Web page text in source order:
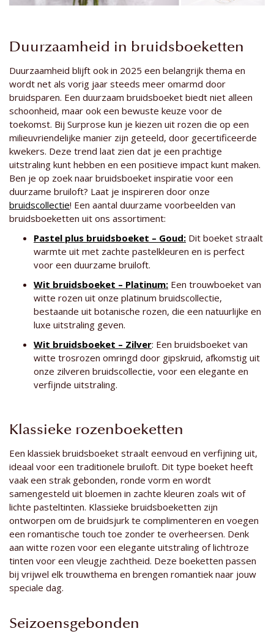
Duurzaamheid in bruidsboeketten
Duurzaamheid blijft ook in 2025 een belangrijk thema en
wordt net als vorig jaar steeds meer omarmd door
bruidsparen. Een duurzaam bruidsboeket biedt niet alleen
schoonheid, maar ook een bewuste keuze voor de
toekomst. Bij Surprose kun je kiezen uit rozen die op een
milieuvriendelijke manier zijn geteeld, door gecertificeerde
kwekers. Deze trend laat zien dat je een prachtige
uitstraling kunt hebben en een positieve impact kunt maken.
Ben je op zoek naar bruidsboeket inspiratie voor een
duurzame bruiloft? Laat je inspireren door onze
bruidscollectie! Een aantal duurzame voorbeelden van
bruidsboeketten uit ons assortiment:
Pastel plus bruidsboeket – Goud: Dit boeket straalt
warmte uit met zachte pastelkleuren en is perfect
voor een duurzame bruiloft.
Wit bruidsboeket – Platinum: Een trouwboeket van
witte rozen uit onze platinum bruidscollectie,
bestaande uit botanische rozen, die een natuurlijke en
luxe uitstraling geven.
Wit bruidsboeket – Zilver: Een bruidsboeket van
witte trosrozen omringd door gipskruid, afkomstig uit
onze zilveren bruidscollectie, voor een elegante en
verfijnde uitstraling.
Klassieke rozenboeketten
Een klassiek bruidsboeket straalt eenvoud en verfijning uit,
ideaal voor een traditionele bruiloft. Dit type boeket heeft
vaak een strak gebonden, ronde vorm en wordt
samengesteld uit bloemen in zachte kleuren zoals wit of
lichte pasteltinten. Klassieke bruidsboeketten zijn
ontworpen om de bruidsjurk te complimenteren en voegen
een romantische touch toe zonder te overheersen. Denk
aan witte rozen voor een elegante uitstraling of lichtroze
tinten voor een vleugje zachtheid. Deze boeketten passen
bij vrijwel elk trouwthema en brengen romantiek naar jouw
speciale dag.
Seizoensgebonden